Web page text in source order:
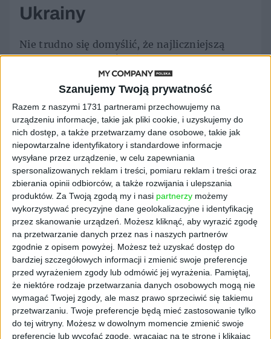
Szanujemy Twoją prywatność
Razem z naszymi 1731 partnerami przechowujemy na
urządzeniu informacje, takie jak pliki cookie, i uzyskujemy do
nich dostęp, a także przetwarzamy dane osobowe, takie jak
niepowtarzalne identyfikatory i standardowe informacje
wysyłane przez urządzenie, w celu zapewniania
spersonalizowanych reklam i treści, pomiaru reklam i treści oraz
zbierania opinii odbiorców, a także rozwijania i ulepszania
produktów. Za Twoją zgodą my i nasi partnerzy możemy
wykorzystywać precyzyjne dane geolokalizacyjne i identyfikację
przez skanowanie urządzeń. Możesz kliknąć, aby wyrazić zgodę
na przetwarzanie danych przez nas i naszych partnerów
zgodnie z opisem powyżej. Możesz też uzyskać dostęp do
bardziej szczegółowych informacji i zmienić swoje preferencje
przed wyrażeniem zgody lub odmówić jej wyrażenia.
Pamiętaj,
że niektóre rodzaje przetwarzania danych osobowych mogą nie
wymagać Twojej zgody, ale masz prawo sprzeciwić się takiemu
przetwarzaniu. Twoje preferencje będą mieć zastosowanie tylko
do tej witryny. Możesz w dowolnym momencie zmienić swoje
preferencje lub wycofać zgodę, wracając na tę stronę i klikając
Ukrainy
Nie trudno się domyślić, że najliczniejszą
grupą obcokrajowców aktywnych zawodowo w
Polsce są Ukraińcy (to już nawet 71,2 proc.
ubezpieczonych cudzoziemców i 4,6 proc.
wszystkich ubezpieczonych w ZUS). Za sprawą
rosyjskiej agresji na Ukrainę do naszego
państwa przyjechały w krótkim czasie miliony
uchodźców. To znajduje odzwierciedlenie w
badaniach rynku pracy.
Jak donosi portal Bankier.pl liczbę pracujących
legalnie obywateli Ukrainy ustalono na koniec
trzeciego kwartału br. Wynosi ona 744 388
osób, czyli o 20,7 proc. więcej niż w tym
samym okresie 2021 r. i o 18,7 proc. więcej niż
w grudniu 2021 r.
– Sytuacja na rynku pracy przełożyła się na
dobrą kondycję finansową Funduszu
Ubezpieczeń Społecznych, o czym świadczy
osiągnięty poziom wskaźnika pokrycia